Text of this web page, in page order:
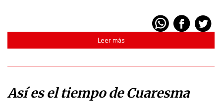
Leer más
Así es el tiempo de Cuaresma